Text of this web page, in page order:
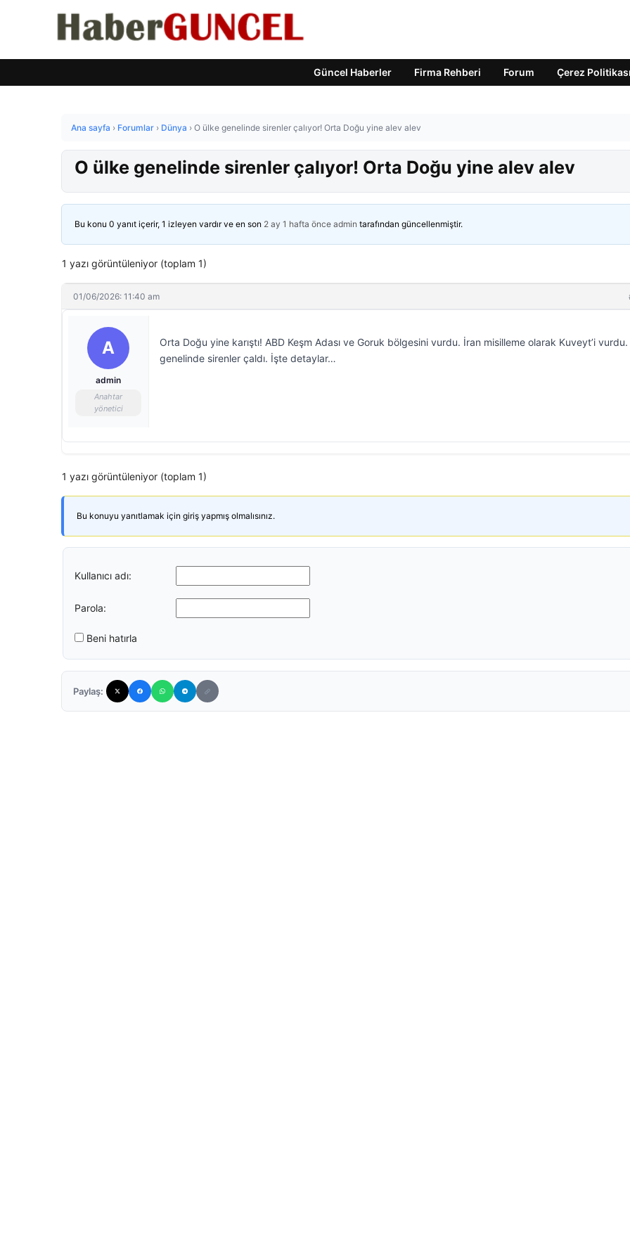
Güncel Haberler Firma Rehberi Forum Çerez Politikası
Ana sayfa › Forumlar › Dünya › O ülke genelinde sirenler çalıyor! Orta Doğu yine alev alev
O ülke genelinde sirenler çalıyor! Orta Doğu yine alev alev
Bu konu 0 yanıt içerir, 1 izleyen vardır ve en son 2 ay 1 hafta önce admin tarafından güncellenmiştir.
1 yazı görüntüleniyor (toplam 1)
01/06/2026: 11:40 am
A
admin
Anahtar
yönetici
Orta Doğu yine karıştı! ABD Keşm Adası ve Goruk bölgesini vurdu. İran misilleme olarak Kuveyt’i
genelinde sirenler çaldı. İşte detaylar…
1 yazı görüntüleniyor (toplam 1)
Bu konuyu yanıtlamak için giriş yapmış olmalısınız.
Kullanıcı adı:
Parola:
Beni hatırla
Paylaş: